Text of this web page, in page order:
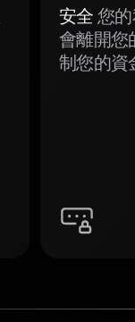
安全 您
會離開您
制您的資